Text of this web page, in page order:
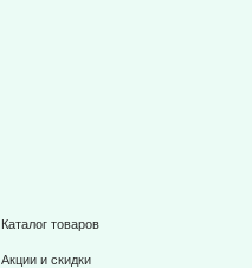
Каталог товаров
Акции и скидки